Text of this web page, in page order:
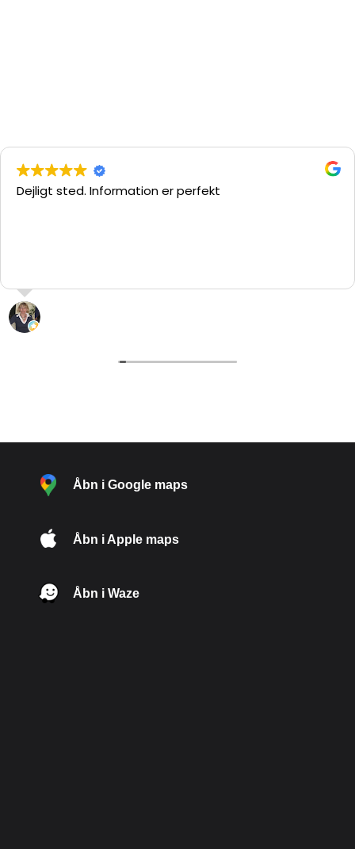
Dejligt sted. Information er perfekt
Åbn i Google maps
Åbn i Apple maps
Åbn i Waze